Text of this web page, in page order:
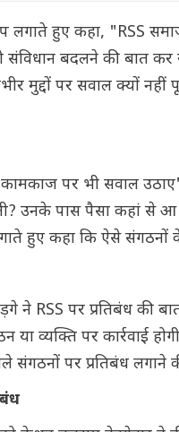
लगाते हुए कहा, "RSS
संविधान बदलने की बात
मुद्दों पर सवाल क्यों नहीं
पर भी सवाल
उनके पास पैसा कहां से
हुए कहा कि ऐसे संगठनों
ने RSS पर प्रतिबंध की
व्यक्ति पर कार्रवाई
पर प्रतिबंध लगाने